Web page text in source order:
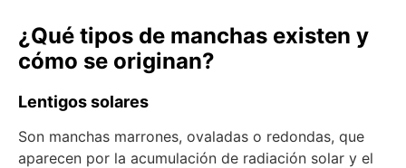
¿Qué tipos de manchas existen y
cómo se originan?
Lentigos solares
Son manchas marrones, ovaladas o redondas, que
aparecen por la acumulación de radiación solar y el